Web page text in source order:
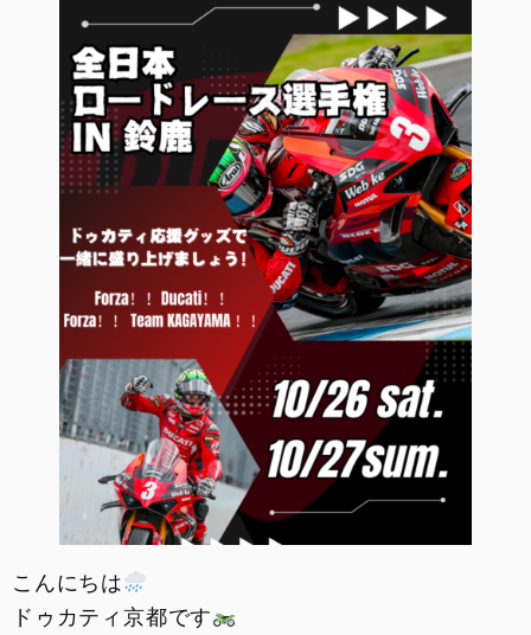
SNS
サービス
DOC京都
お支払いシミュレーション
コンフィギュレーター
お問い合わせ
こんにちは
ドゥカティ京都です